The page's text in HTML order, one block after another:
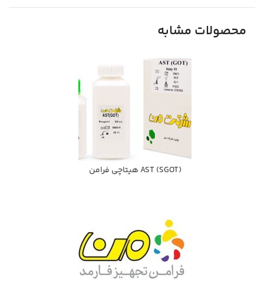
محصولات مشابه
(AST (SGOT هيتاچي فرامن